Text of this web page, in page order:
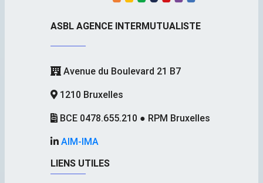
ASBL AGENCE INTERMUTUALISTE
Avenue du Boulevard 21 B7
1210 Bruxelles
BCE 0478.655.210 ● RPM Bruxelles
AIM-IMA
LIENS UTILES